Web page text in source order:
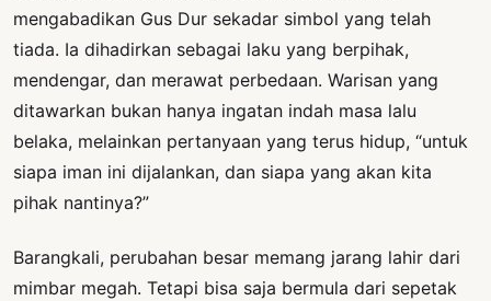
mengabadikan Gus Dur sekadar simbol yang telah
tiada. Ia dihadirkan sebagai laku yang berpihak,
mendengar, dan merawat perbedaan. Warisan yang
ditawarkan bukan hanya ingatan indah masa lalu
belaka, melainkan pertanyaan yang terus hidup, “untuk
siapa iman ini dijalankan, dan siapa yang akan kita
pihak nantinya?”
Barangkali, perubahan besar memang jarang lahir dari
mimbar megah. Tetapi bisa saja bermula dari sepetak